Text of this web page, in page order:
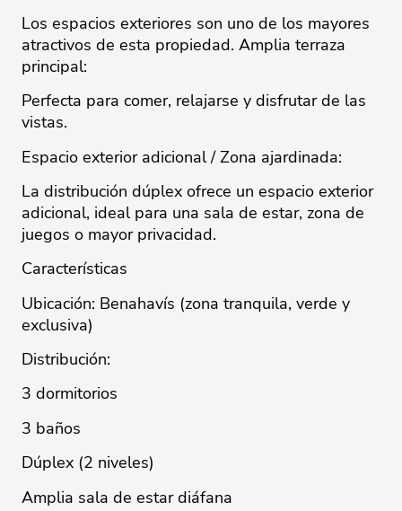
Los espacios exteriores son uno de los mayores
atractivos de esta propiedad. Amplia terraza
principal:
Perfecta para comer, relajarse y disfrutar de las
vistas.
Espacio exterior adicional / Zona ajardinada:
La distribución dúplex ofrece un espacio exterior
adicional, ideal para una sala de estar, zona de
juegos o mayor privacidad.
Características
Ubicación: Benahavís (zona tranquila, ‌verde ‌y
‌exclusiva)
Distribución:
3 ‌dormitorios
3 ‌baños
Dúplex (2 niveles)
Amplia ‌sala ‌de ‌estar ‌diáfana